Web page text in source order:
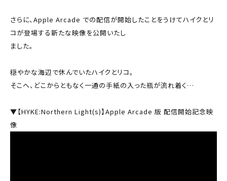
さらに、Apple Arcade での配信が開始したことをうけてハイクとリ
コが登場する新たな映像を公開いたし
ました。
穏やかな海辺で休んでいたハイクとリコ。
そこへ、どこからともなく一通の手紙の入った瓶が流れ着く…
▼【HYKE:Northern Light(s)】Apple Arcade 版 配信開始記念映
像